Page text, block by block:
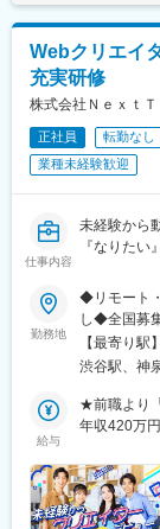
園駅(福岡県
駅、谷山駅(
港第２ター
バスセンタ
ツ屋駅、地
(千葉県)、
駅、電鉄富
(神戸市営)
Webクリエイ
充実研修
株式会社ＮｅｘｔＴ
正社員 転勤なし
業種未経験歓迎
仕事内容
未経験から
『なりたい
勤務地
◆リモート
し◆全国募
北、関東、
ェクト先 ※
クアップ！
海、関西、
ら徒歩4分
ェクト先に
を考慮して
【最寄り駅】
渋谷駅、神
給与
★前職より
年収420万